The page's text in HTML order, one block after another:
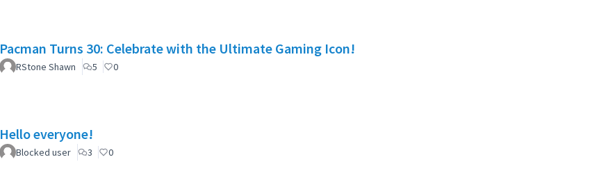
Pacman Turns 30: Celebrate with the Ultimate Gaming Icon!
RStone Shawn 5 0
Hello everyone!
Blocked user 3 0